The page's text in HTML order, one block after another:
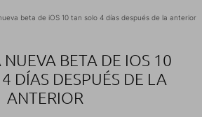
beta de iOS 10 tan solo 4 días después de la anterior
BETA DE IOS 10
DÍAS DESPUÉS DE LA
ANTERIOR